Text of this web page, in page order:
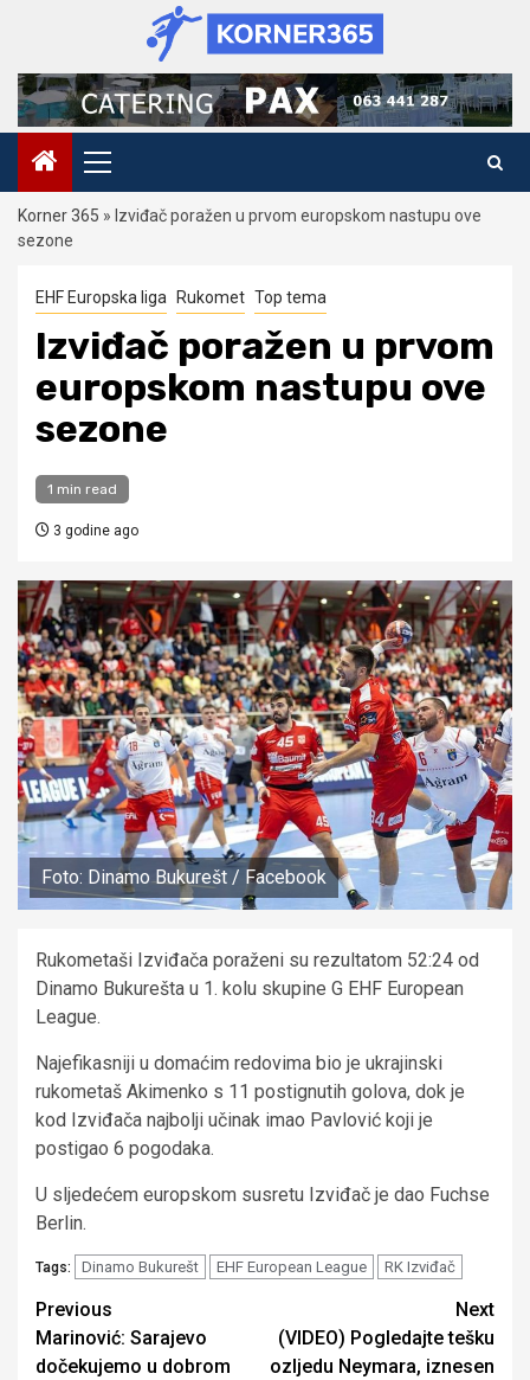
content
Primary
Menu
Korner 365 » Izviđač poražen u prvom europskom nastupu ove
sezone
EHF Europska liga Rukomet Top tema
Izviđač poražen u prvom
europskom nastupu ove
sezone
1 min read
3 godine ago
Foto: Dinamo Bukurešt / Facebook
Rukometaši Izviđača poraženi su rezultatom 52:24 od
Dinamo Bukurešta u 1. kolu skupine G EHF European
League.
Najefikasniji u domaćim redovima bio je ukrajinski
rukometaš Akimenko s 11 postignutih golova, dok je
kod Izviđača najbolji učinak imao Pavlović koji je
postigao 6 pogodaka.
U sljedećem europskom susretu Izviđač je dao Fuchse
Berlin.
Tags: Dinamo Bukurešt EHF European League RK Izviđač
Continue
Reading
Previous
Marinović: Sarajevo
dočekujemo u dobrom
Next
(VIDEO) Pogledajte tešku
ozljedu Neymara, iznesen